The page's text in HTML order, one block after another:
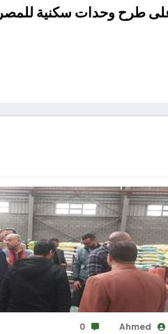
طرح وحدات سكنية
Ahmed
0